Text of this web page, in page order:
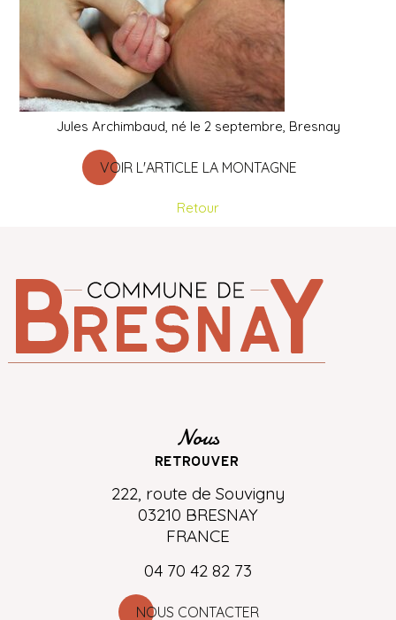
Jules Archimbaud, né le 2 septembre, Bresnay
VOIR L'ARTICLE LA MONTAGNE
Retour
Nous
retrouver
222, route de Souvigny
03210 BRESNAY
FRANCE
04 70 42 82 73
NOUS CONTACTER